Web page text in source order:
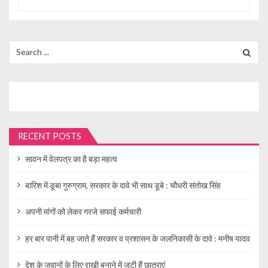
for:
RECENT POSTS
सावन में वेलपत्र का है बड़ा महत्व
बारिश में डूबा गुरुग्राम, सरकार के दावे भी साथ डूबे : चौधरी संतोख सिंह
अपनी मांगों को लेकर गरजे सफाई कर्मचारी
हर बार पानी में बह जाते हैं सरकार व प्रशासन के जलनिकासी के दावे : मनीष यादव
देश के जवानों के लिए राखी बनाने में जुटी हैं छात्राएं